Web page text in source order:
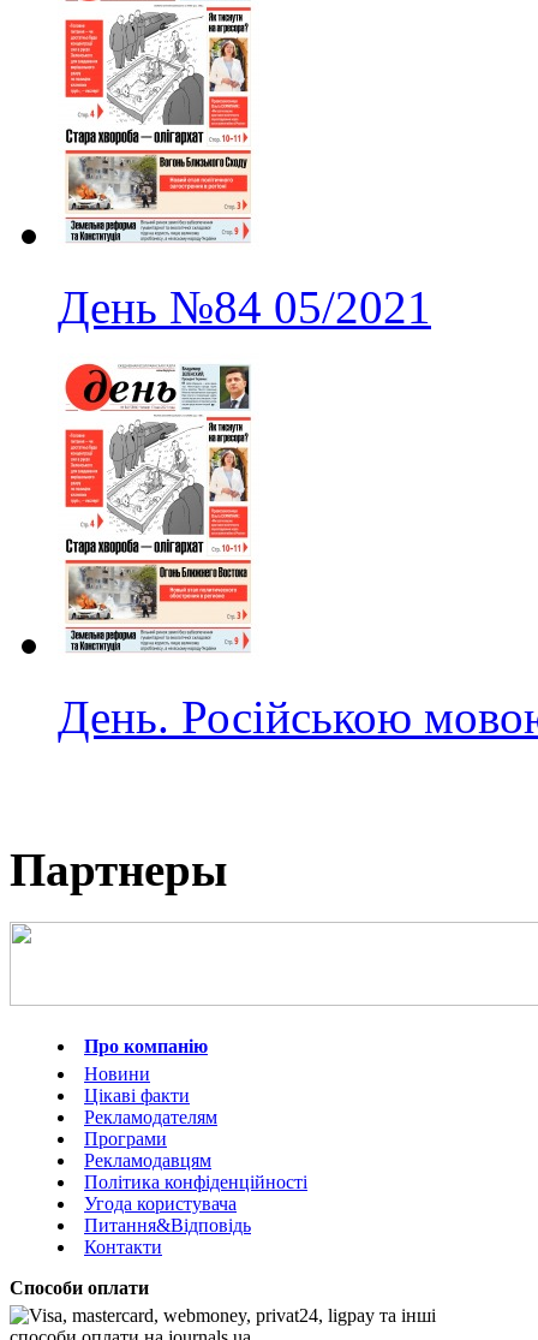
День №84 05/2021
День. Російською
Партнеры
Про компанію
Новини
Цікаві факти
Рекламодателям
Програми
Рекламодавцям
Політика конфіденційності
Угода користувача
Питання&Відповідь
Контакти
Способи оплати